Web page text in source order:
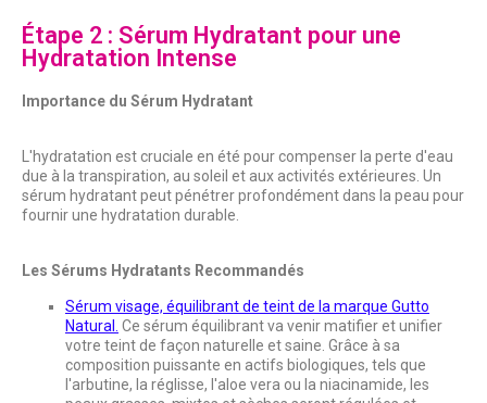
Étape 2 : Sérum Hydratant pour une
Hydratation Intense
Importance du Sérum Hydratant
L'hydratation est cruciale en été pour compenser la perte d'eau
due à la transpiration, au soleil et aux activités extérieures. Un
sérum hydratant peut pénétrer profondément dans la peau pour
fournir une hydratation durable.
Les Sérums Hydratants Recommandés
Sérum visage, équilibrant de teint de la marque Gutto
Natural. Ce sérum équilibrant va venir matifier et unifier
votre teint de façon naturelle et saine. Grâce à sa
composition puissante en actifs biologiques, tels que
l'arbutine, la réglisse, l'aloe vera ou la niacinamide, les